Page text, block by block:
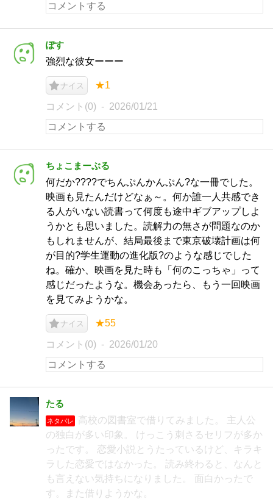
ぽす
強烈な彼女ーーー
ナイス ★1
コメント(0) 2026/01/21
ちょこまーぶる
何だか????でちんぷんかんぷん?な一冊でした。
映画も見たんだけどなぁ～。何か誰一人共感でき
る人がいない読書って何度も途中ギブアップしよ
うかとも思いました。読解力の無さが問題なのか
もしれませんが、結局最後まで東京破壊計画は何
が目的?学生運動の進化版?のような感じでした
ね。確か、映画を見た時も「何のこっちゃ」って
感じだったような。機会あったら、もう一回映画
を見てみようかな。
ナイス ★55
コメント(0) 2026/01/20
たる
ネタバレ
高校の図書室で借りてみました。 主人公
の独白が多い印象。 けっこう刺さるセリフが多か
ったです。 恋愛小説とうたっているけど、キラキ
ラした恋愛ではなかった。 読み終わると、なんと
も言えない気持ちになりました。 面白かったで
す。また借りようかな。